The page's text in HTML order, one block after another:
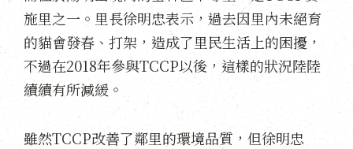
施里之一。里長徐明忠表示，過去因里內未絕育
的貓會發春、打架，造成了里民生活上的困擾，
不過在2018年參與TCCP以後，這樣的狀況陸陸
續續有所減緩。
雖然TCCP改善了鄰里的環境品質，但徐明忠